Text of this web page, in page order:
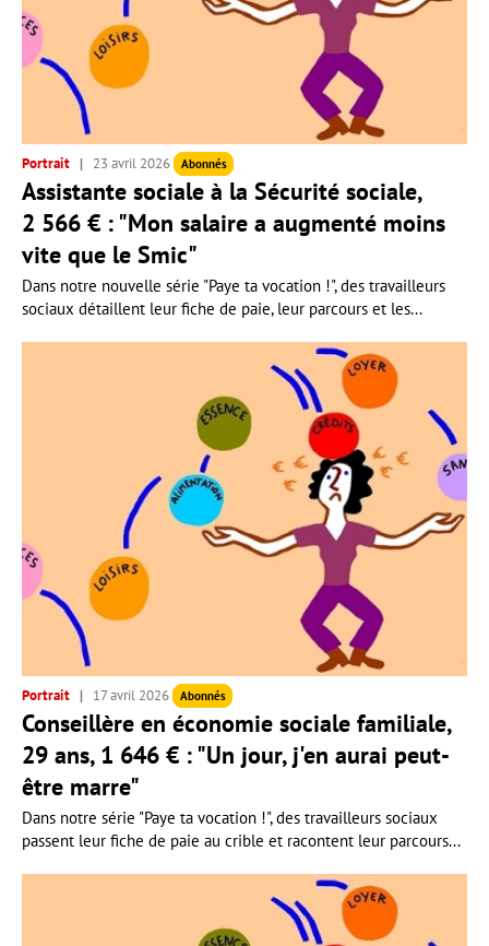
Portrait 23 avril 2026 Abonnés
Assistante sociale à la Sécurité sociale,
2 566 € : "Mon salaire a augmenté moins
vite que le Smic"
Dans notre nouvelle série "Paye ta vocation !", des travailleurs
sociaux détaillent leur fiche de paie, leur parcours et les...
Portrait 17 avril 2026 Abonnés
Conseillère en économie sociale familiale,
29 ans, 1 646 € : "Un jour, j'en aurai peut-
être marre"
Dans notre série "Paye ta vocation !", des travailleurs sociaux
passent leur fiche de paie au crible et racontent leur parcours...